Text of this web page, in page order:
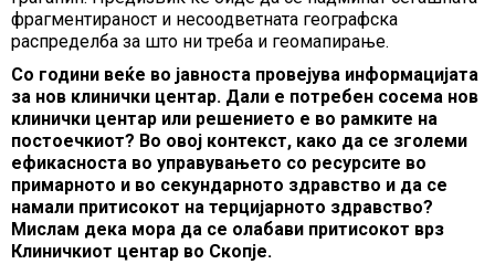
фрагментираност и несоодветната географска
распределба за што ни треба и геомапирање.
Со години веќе во јавноста провејува информацијата
за нов клинички центар. Дали е потребен сосема нов
клинички центар или решението е во рамките на
постоечкиот? Во овој контекст, како да се зголеми
ефикасноста во управувањето со ресурсите во
примарното и во секундарното здравство и да се
намали притисокот на терцијарното здравство?
Мислам дека мора да се олабави притисокот врз
Клиничкиот центар во Скопје.